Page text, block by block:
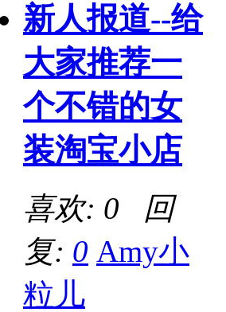
新人报道--给
大家推荐一
个不错的女
装淘宝小店
喜欢: 0 回
复: 0 Amy小
粒儿